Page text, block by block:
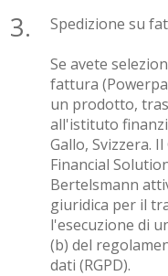
Spedizione su
Se avete
fattura
un prodotto,
all'istituto
Gallo, Svizzera.
Financial
Bertelsmann
giuridica per il
l'esecuzione di
(b) del
dati (RGPD).